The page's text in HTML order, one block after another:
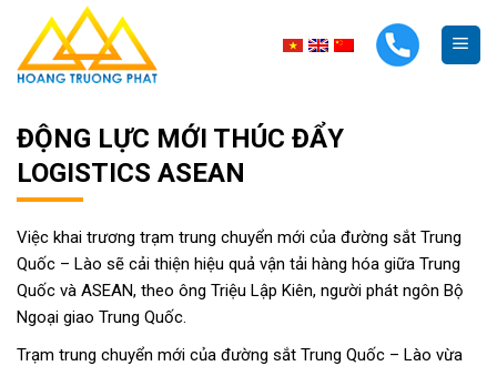
content
ĐỘNG LỰC MỚI THÚC ĐẨY
LOGISTICS ASEAN
Việc khai trương trạm trung chuyển mới của đường sắt Trung
Quốc – Lào sẽ cải thiện hiệu quả vận tải hàng hóa giữa Trung
Quốc và ASEAN, theo ông Triệu Lập Kiên, người phát ngôn Bộ
Ngoại giao Trung Quốc.
Trạm trung chuyển mới của đường sắt Trung Quốc – Lào vừa